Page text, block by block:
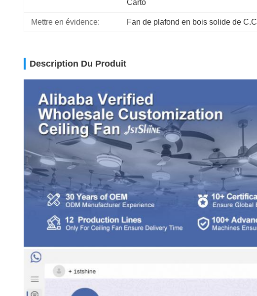
Carto
Mettre en évidence: Fan de plafond en bois solide de C.C
Description Du Produit